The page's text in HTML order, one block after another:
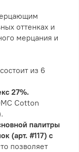
оттенках и
мерцания и
из 6
27%.
Cotton
палитры
(арт. #117) с
позволяет